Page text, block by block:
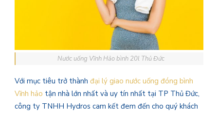
Nước uống Vĩnh Hảo bình 20l Thủ Đức
Với mục tiêu trở thành đại lý giao nước uống đóng bình
Vĩnh hảo tận nhà lớn nhất và uy tín nhất tại TP Thủ Đức,
công ty TNHH Hydros cam kết đem đến cho quý khách